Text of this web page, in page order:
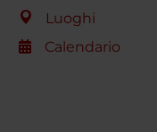
Luoghi
Calendario